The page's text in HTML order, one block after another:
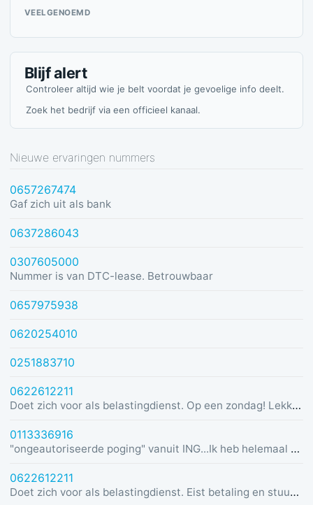
VEELGENOEMD
Blijf alert
Controleer altijd wie je belt voordat je gevoelige info deelt.
Zoek het bedrijf via een officieel kanaal.
Nieuwe ervaringen nummers
0657267474
Gaf zich uit als bank
0637286043
0307605000
Nummer is van DTC-lease. Betrouwbaar
0657975938
0620254010
0251883710
0622612211
Doet zich voor als belastingdienst. Op een zondag! Lekker dom
0113336916
"ongeautoriseerde poging" vanuit ING...Ik heb helemaal geen rekening bij ING :)
0622612211
Doet zich voor als belastingdienst. Eist betaling en stuurt link in bericht met dreiging van beslaglegging.